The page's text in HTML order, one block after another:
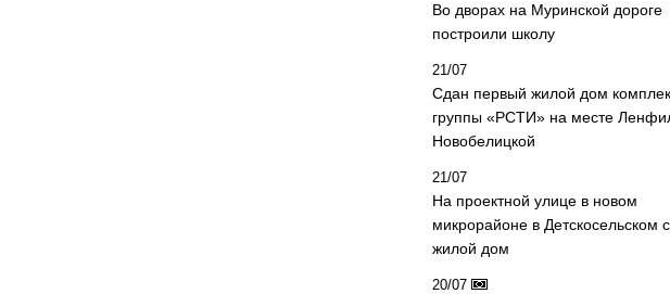
Во дворах на Муринской дороге
построили школу
21/07
Сдан первый жилой дом
группы «РСТИ» на месте
Новобелицкой
21/07
На проектной улице в новом
микрорайоне в Детскосельском
жилой дом
20/07